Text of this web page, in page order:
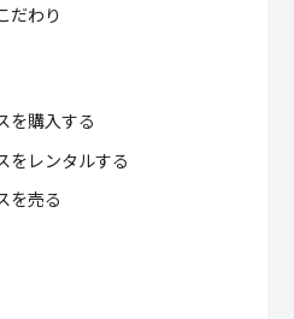
だわり
を購入する
をレンタルする
を売る